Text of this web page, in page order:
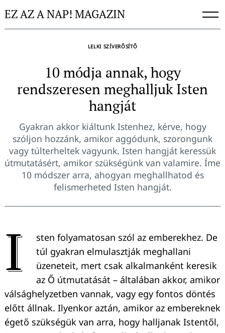
toEZ AZ A NAP! MAGAZIN
LELKI SZÍVERŐSÍTŐ
10 módja annak, hogy
rendszeresen meghalljuk Isten
hangját
Gyakran akkor kiáltunk Istenhez, kérve, hogy
szóljon hozzánk, amikor aggódunk, szorongunk
vagy túlterheltek vagyunk. Isten hangját keressük
útmutatásért, amikor szükségünk van valamire. Íme
10 módszer arra, ahogyan meghallhatod és
felismerheted Isten hangját.
I
sten folyamatosan szól az emberekhez. De
túl gyakran elmulasztják meghallani
üzeneteit, mert csak alkalmanként keresik
az Ő útmutatását – általában akkor, amikor
válsághelyzetben vannak, vagy egy fontos döntés
előtt állnak. Ilyenkor aztán, amikor az embereknek
égető szükségük van arra, hogy halljanak Istentől,